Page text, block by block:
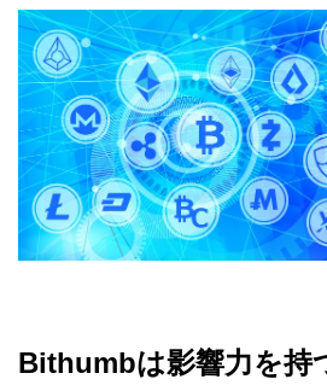
Bithumbは影響力を持